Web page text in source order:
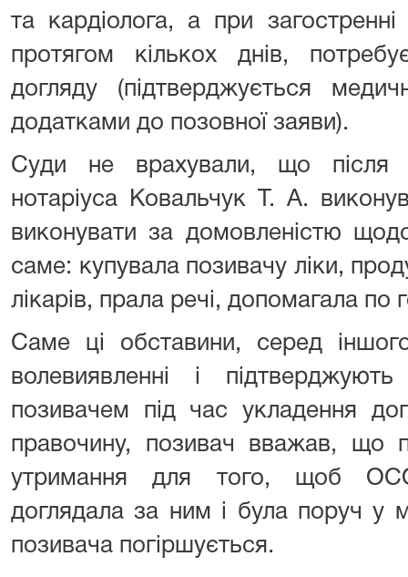
та кардіолога, а при
протягом кількох днів,
догляду (підтверджується
додатками до позовної заяви).
Суди не врахували, що після
нотаріуса Ковальчук Т. А.
виконувати за домовленістю
саме: купувала позивачу ліки,
лікарів, прала речі, допомагала по
Саме ці обставини, серед
волевиявленні і
позивачем під час укладення
правочину, позивач вважав, що
утримання для того, щоб
доглядала за ним і була поруч у
позивача погіршується.